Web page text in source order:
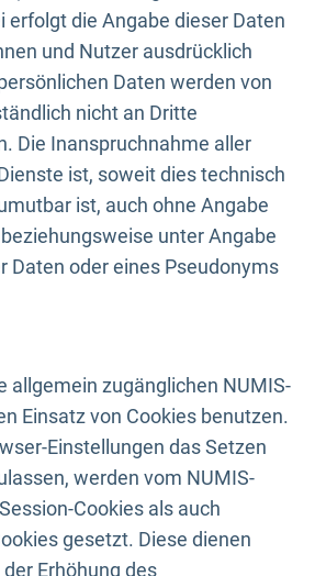
erfolgt die Angabe dieser Daten
und Nutzer ausdrücklich
Daten werden von
nicht an Dritte
Die Inanspruchnahme aller
ist, soweit dies technisch
ist, auch ohne Angabe
unter Angabe
Daten oder eines Pseudonyms
allgemein zugänglichen NUMIS-
Einsatz von Cookies benutzen.
Einstellungen das Setzen
werden vom NUMIS-
Cookies als auch
gesetzt. Diese dienen
Erhöhung des